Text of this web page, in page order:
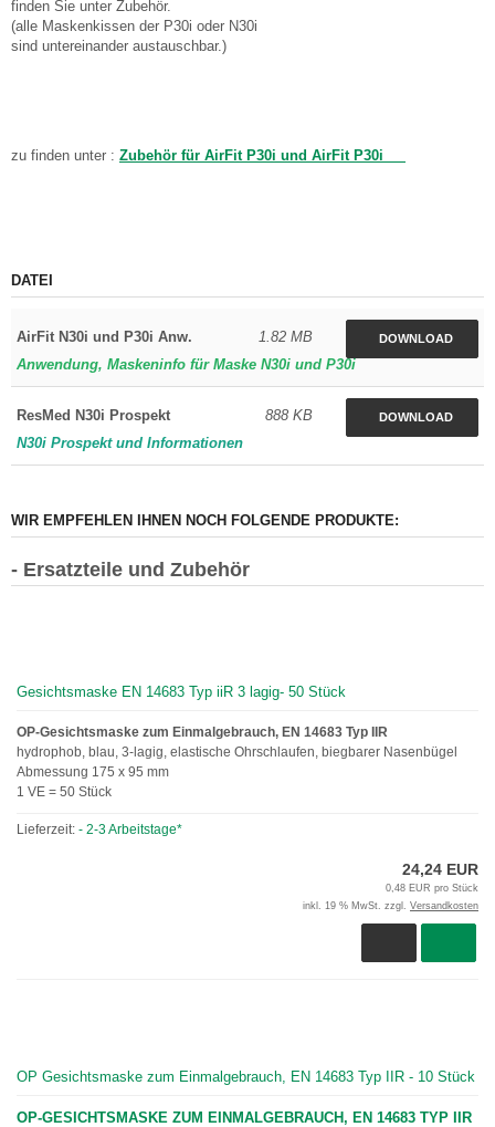
finden Sie unter Zubehör.
(alle Maskenkissen der P30i oder N30i
sind untereinander austauschbar.)
zu finden unter : Zubehör für AirFit P30i und AirFit P30i
DATEI
AirFit N30i und P30i Anw. DOWNLOAD
1.82 MB
Anwendung, Maskeninfo für Maske N30i und P30i
ResMed N30i Prospekt DOWNLOAD
888 KB
N30i Prospekt und Informationen
WIR EMPFEHLEN IHNEN NOCH FOLGENDE PRODUKTE:
- Ersatzteile und Zubehör
Gesichtsmaske EN 14683 Typ iiR 3 lagig- 50 Stück
OP-Gesichtsmaske zum Einmalgebrauch, EN 14683 Typ IIR
hydrophob, blau, 3-lagig, elastische Ohrschlaufen, biegbarer Nasenbügel
Abmessung 175 x 95 mm
1 VE = 50 Stück
Lieferzeit: - 2-3 Arbeitstage*
24,24 EUR
0,48 EUR pro Stück
inkl. 19 % MwSt. zzgl. Versandkosten
OP Gesichtsmaske zum Einmalgebrauch, EN 14683 Typ IIR - 10 Stück
OP-GESICHTSMASKE ZUM EINMALGEBRAUCH, EN 14683 TYP IIR